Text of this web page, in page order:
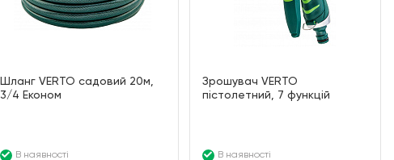
Шланг VERTO садовий 20м,
3/4 Економ
В наявності
Зрошувач VERTO
пістолетний, 7 функцій
В наявності